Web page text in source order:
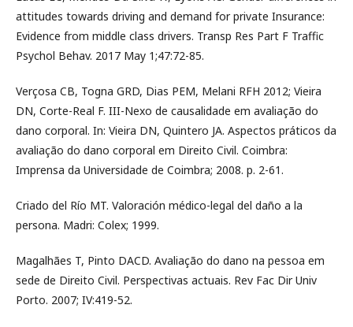
attitudes towards driving and demand for private Insurance:
Evidence from middle class drivers. Transp Res Part F Traffic
Psychol Behav. 2017 May 1;47:72-85.
Verçosa CB, Togna GRD, Dias PEM, Melani RFH 2012; Vieira
DN, Corte-Real F. III-Nexo de causalidade em avaliação do
dano corporal. In: Vieira DN, Quintero JA. Aspectos práticos da
avaliação do dano corporal em Direito Civil. Coimbra:
Imprensa da Universidade de Coimbra; 2008. p. 2-61.
Criado del Río MT. Valoración médico-legal del daño a la
persona. Madri: Colex; 1999.
Magalhães T, Pinto DACD. Avaliação do dano na pessoa em
sede de Direito Civil. Perspectivas actuais. Rev Fac Dir Univ
Porto. 2007; IV:419-52.